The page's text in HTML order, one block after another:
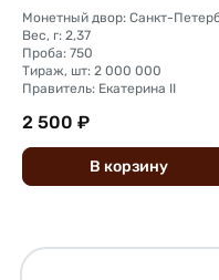
Вес, г: 2,37
Проба: 750
Тираж, шт: 2 000 000
Правитель: Екатерина II
2 500 ₽
В корзину